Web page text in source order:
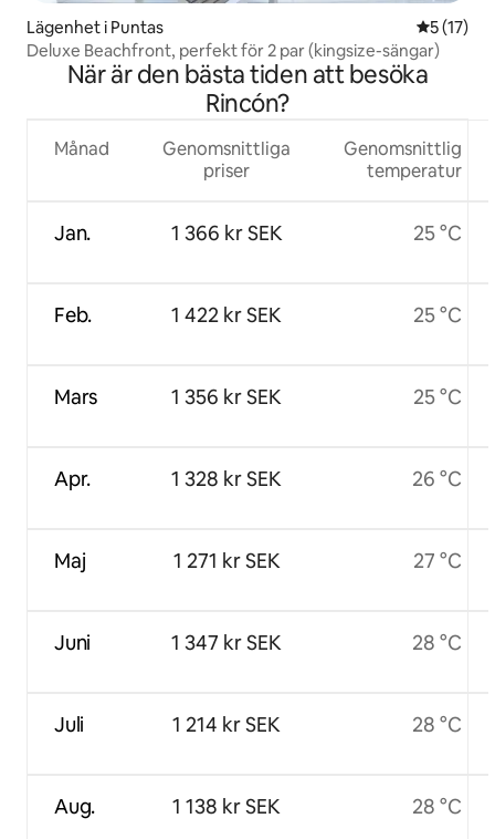
Lägenhet i Puntas 5 av 5 i
5 (17)
Deluxe Beachfront, perfekt för 2 par (kingsize-sängar)
När är den bästa tiden att besöka
Rincón?
Månad
Jan.
Feb.
Mars
Apr.
Maj
Juni
Juli
Aug.
Genomsnittliga
priser
1 366 kr SEK
1 422 kr SEK
1 356 kr SEK
1 328 kr SEK
1 271 kr SEK
1 347 kr SEK
1 214 kr SEK
1 138 kr SEK
Genomsnittlig
temperatur
25 °C
25 °C
25 °C
26 °C
27 °C
28 °C
28 °C
28 °C